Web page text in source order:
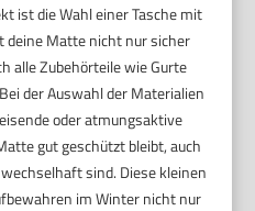
ist die Wahl einer Tasche mit
deine Matte nicht nur sicher
alle Zubehörteile wie Gurte
der Auswahl der Materialien
oder atmungsaktive
gut geschützt bleibt, auch
sind. Diese kleinen
im Winter nicht nur